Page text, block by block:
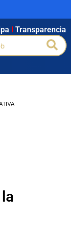
Búsqueda avanzada
Transparencia